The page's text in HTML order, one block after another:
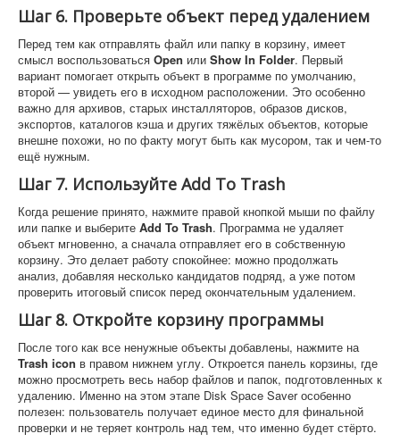
Шаг 6. Проверьте объект перед удалением
Перед тем как отправлять файл или папку в корзину, имеет
смысл воспользоваться Open или Show In Folder. Первый
вариант помогает открыть объект в программе по умолчанию,
второй — увидеть его в исходном расположении. Это особенно
важно для архивов, старых инсталляторов, образов дисков,
экспортов, каталогов кэша и других тяжёлых объектов, которые
внешне похожи, но по факту могут быть как мусором, так и чем-то
ещё нужным.
Шаг 7. Используйте Add To Trash
Когда решение принято, нажмите правой кнопкой мыши по файлу
или папке и выберите Add To Trash. Программа не удаляет
объект мгновенно, а сначала отправляет его в собственную
корзину. Это делает работу спокойнее: можно продолжать
анализ, добавляя несколько кандидатов подряд, а уже потом
проверить итоговый список перед окончательным удалением.
Шаг 8. Откройте корзину программы
После того как все ненужные объекты добавлены, нажмите на
Trash icon в правом нижнем углу. Откроется панель корзины, где
можно просмотреть весь набор файлов и папок, подготовленных к
удалению. Именно на этом этапе Disk Space Saver особенно
полезен: пользователь получает единое место для финальной
проверки и не теряет контроль над тем, что именно будет стёрто.